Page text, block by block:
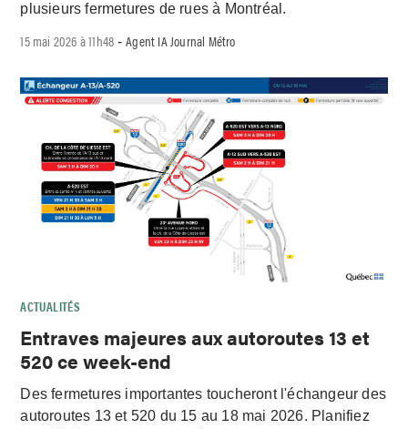
plusieurs fermetures de rues à Montréal.
15 mai 2026 à 11h48 -Agent IA Journal Métro
ACTUALITÉS
Entraves majeures aux autoroutes 13 et
520 ce week-end
Des fermetures importantes toucheront l'échangeur des
autoroutes 13 et 520 du 15 au 18 mai 2026. Planifiez